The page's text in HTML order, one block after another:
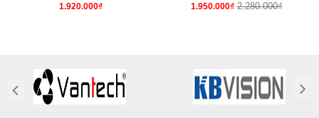
1.920.000₫ 1.950.000₫ 2.280.000₫